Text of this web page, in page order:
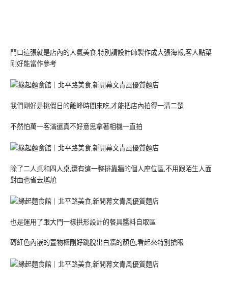
門口這張就是店內的人氣美食,特別請設計師製作成大張海報,客人點菜
剛好能當作參考
我們剛好是挑假日的離峰時間來吃,才能把店內拍得一清二楚
不然怕萬一客滿還真不好意思拿著相機一直拍
除了二人桌和四人桌,還有這一整排靠牆的個人座位區,不用跟陌生人面
對面也省去尷尬
也是運用了跟大門一樣拱形設計的餐具醬料自取區
磚紅色內嵌的置物櫃剛好跳脫出白牆的顏色,看起來特別搶眼